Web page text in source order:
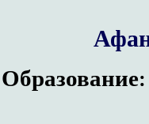
Образование